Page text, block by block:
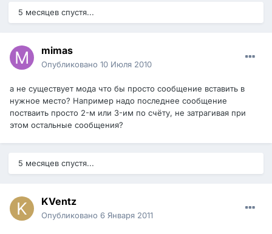
5 месяцев спустя...
mimas
Опубликовано 10 Июля 2010
а не существует мода что бы просто сообщение вставить в
нужное место? Например надо последнее сообщение
постваить просто 2-м или 3-им по счёту, не затрагивая при
этом остальные сообщения?
5 месяцев спустя...
KVentz
Опубликовано 6 Января 2011